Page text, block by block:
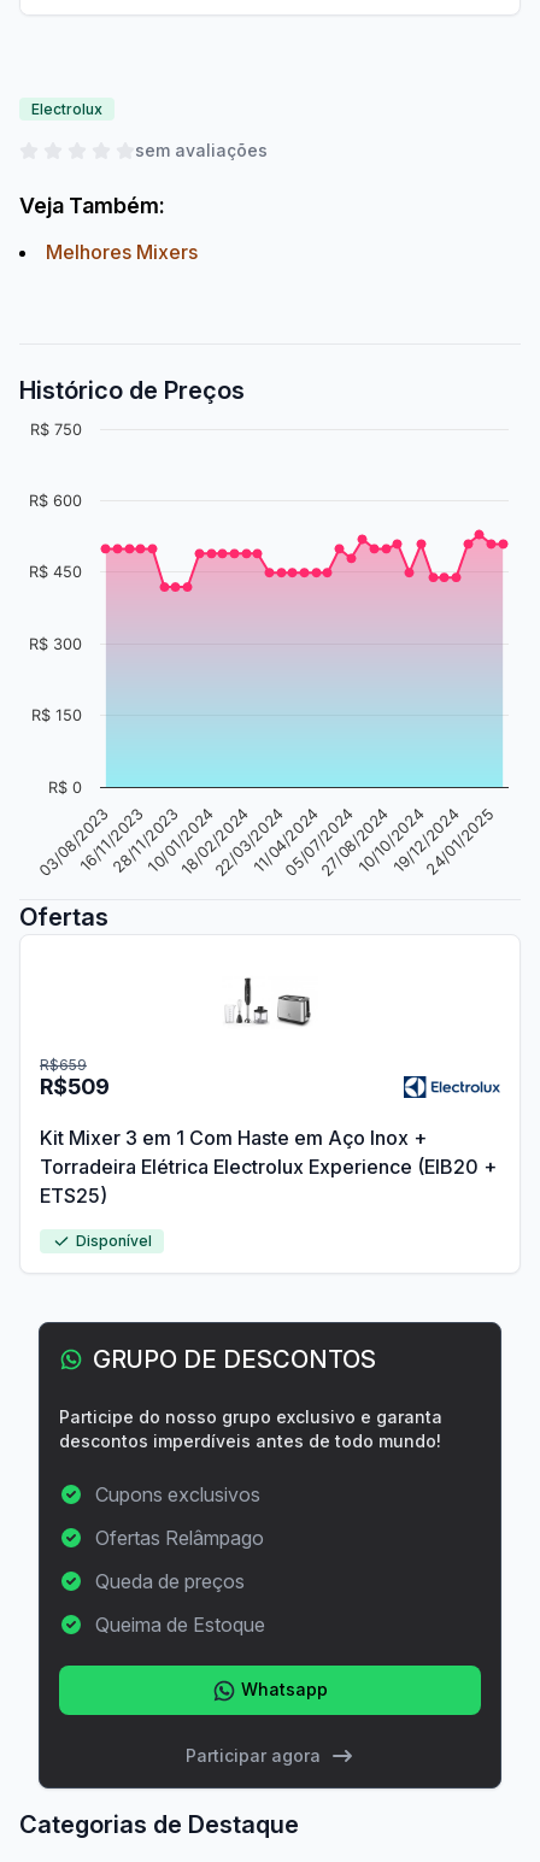
Electrolux
sem avaliações
Veja Também:
Melhores Mixers
Histórico de Preços
03/08/2023
16/11/202328/11/202310/01/2024
18/02/2024
22/03/202411/04/2024
05/07/2024
27/08/202410/10/202419/12/2024
24/01/2025
R$ 0
R$ 150
R$ 300
R$ 450
R$ 600
R$ 750
Ofertas
R$509
R$659
Kit Mixer 3 em 1 Com Haste em Aço Inox +
Torradeira Elétrica Electrolux Experience (EIB20 +
ETS25)
Disponível
GRUPO DE DESCONTOS
Participe do nosso grupo exclusivo e garanta
descontos imperdíveis antes de todo mundo!
Cupons exclusivos
Ofertas Relâmpago
Queda de preços
Queima de Estoque
Whatsapp
Participar agora
Categorias de Destaque